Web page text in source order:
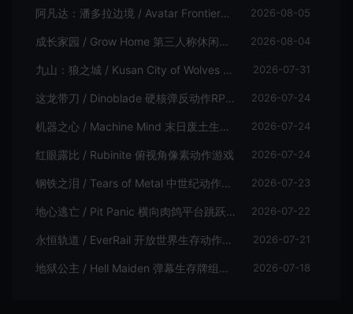
阿凡达：潘多拉边境 / Avatar Frontiers of Pandora 开放世界冒险游戏 2026-08-05
成长家园 / Grow Home 第三人称休闲动作游戏 2026-08-04
九山：狼之城 / Kusan City of Wolves 硬核俯视角动作游戏 2026-07-31
这龙带刀 / Dinoblade 硬核弹反动作RPG游戏 2026-07-24
机器之心 / Machine Mind 末日废土生存动作游戏 2026-07-24
红眼露比 / Rubinite 俯视角像素动作游戏 2026-07-24
钢铁之泪 / Tears of Metal 中世纪动作肉鸽游戏 2026-07-23
地心逃亡 / Pit Panic 横向肉鸽平台跳跃游戏 2026-07-22
永恒轨道 / EverRail 开放世界生存动作游戏 2026-07-21
地狱公主 / Hell Maiden 弹幕生存牌组动作游戏 2026-07-18